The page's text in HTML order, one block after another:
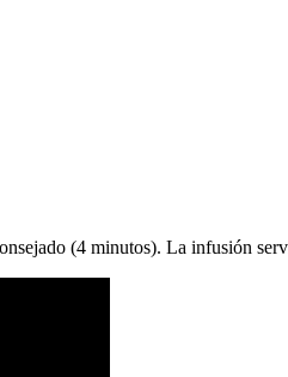
(4 minutos). La infusión